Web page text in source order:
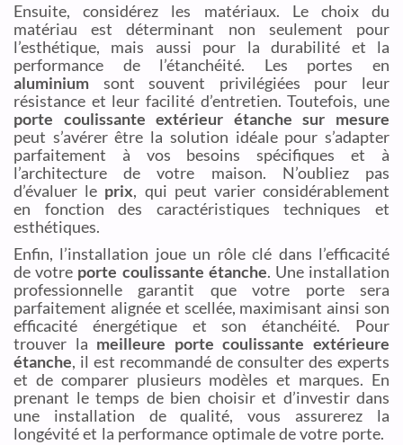
Ensuite, considérez les matériaux. Le choix du
matériau est déterminant non seulement pour
l’esthétique, mais aussi pour la durabilité et la
performance de l’étanchéité. Les portes en
aluminium sont souvent privilégiées pour leur
résistance et leur facilité d’entretien. Toutefois, une
porte coulissante extérieur étanche sur mesure
peut s’avérer être la solution idéale pour s’adapter
parfaitement à vos besoins spécifiques et à
l’architecture de votre maison. N’oubliez pas
d’évaluer le prix, qui peut varier considérablement
en fonction des caractéristiques techniques et
esthétiques.
Enfin, l’installation joue un rôle clé dans l’efficacité
de votre porte coulissante étanche. Une installation
professionnelle garantit que votre porte sera
parfaitement alignée et scellée, maximisant ainsi son
efficacité énergétique et son étanchéité. Pour
trouver la meilleure porte coulissante extérieure
étanche, il est recommandé de consulter des experts
et de comparer plusieurs modèles et marques. En
prenant le temps de bien choisir et d’investir dans
une installation de qualité, vous assurerez la
longévité et la performance optimale de votre porte.